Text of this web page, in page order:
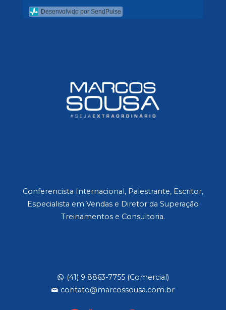
Desenvolvido por SendPulse
Conferencista Internacional, Palestrante, Escritor,
Especialista em Vendas e Diretor da Superação
Treinamentos e Consultoria.
(41) 9 8863-7755 (Comercial)
contato@marcossousa.com.br